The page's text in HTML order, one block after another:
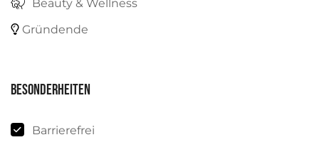
Beauty & Wellness
Gründende
Besonderheiten
Barrierefrei